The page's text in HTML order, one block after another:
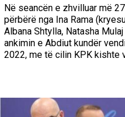
Në seancën e zhvilluar më
përbërë nga Ina Rama
Albana Shtylla, Natasha
ankimin e Abdiut kundër
2022, me të cilin KPK kishte